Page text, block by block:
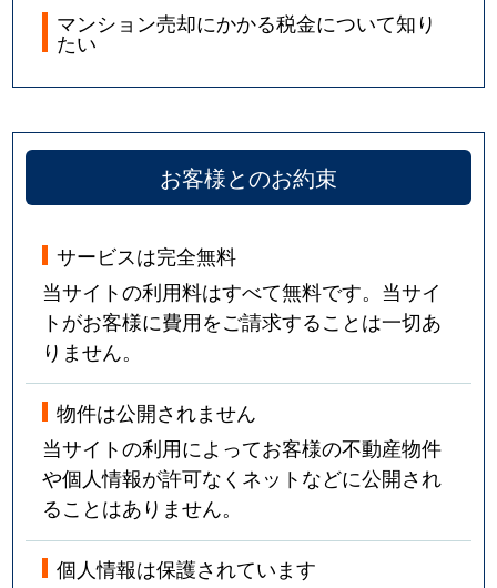
山本西
2,500万円 中山寺
徒歩9
山本西
2,300万円 山本(兵庫)
徒歩14
山本西
2,200万円 山本(兵庫)
徒歩14
750万円 山本(兵庫)
徒歩9
山本南
1,000万円
弥生町
2,100万円 逆瀬川
徒歩29
弥生町
湯本町
4,900万円
湯本町
4,200万円 宝塚
徒歩4
湯本町
1,400万円
湯本町
6,200万円 宝塚
マンション売却にかかる税金について知り
たい
お客様とのお約束
サービスは完全無料
当サイトの利用料はすべて無料です。当サイ
トがお客様に費用をご請求することは一切あ
りません。
物件は公開されません
当サイトの利用によってお客様の不動産物件
や個人情報が許可なくネットなどに公開され
ることはありません。
個人情報は保護されています